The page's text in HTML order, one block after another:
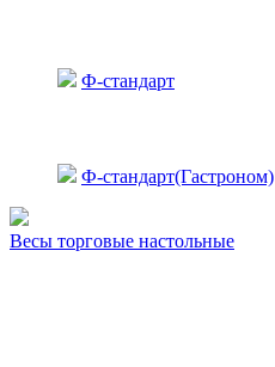
Ф-стандарт
Ф-стандарт(Гастроном)
Весы торговые настольные